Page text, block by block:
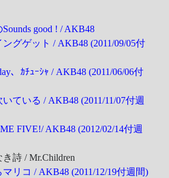
good ! / AKB48
ングゲット / AKB48 (2011/09/05付
、ｶﾁｭｰｼｬ / AKB48 (2011/06/06付
いている / AKB48 (2011/11/07付週
FIVE!/ AKB48 (2012/02/14付週
き詩 / Mr.Children
マリコ / AKB48 (2011/12/19付週間)